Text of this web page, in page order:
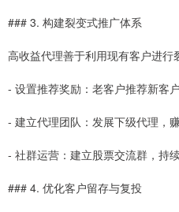
### 3. 构建裂变式推广体系
高收益代理善于利用现有客户进行
- 设置推荐奖励：老客户推荐新客
- 建立代理团队：发展下级代理，
- 社群运营：建立股票交流群，持
### 4. 优化客户留存与复投